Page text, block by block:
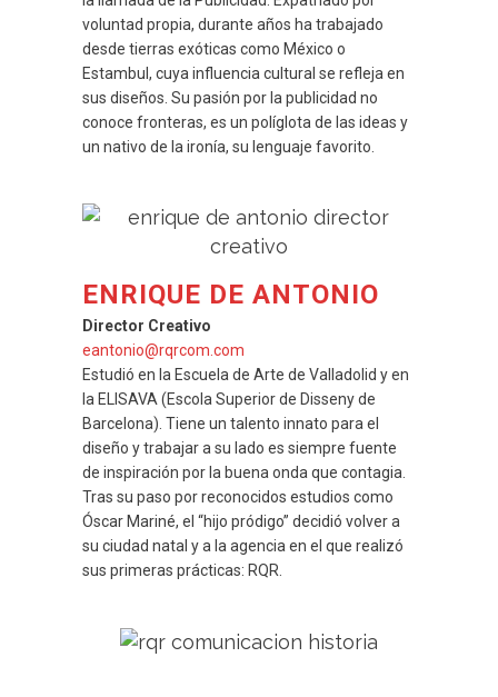
voluntad propia, durante años ha trabajado
desde tierras exóticas como México o
Estambul, cuya influencia cultural se refleja en
sus diseños. Su pasión por la publicidad no
conoce fronteras, es un políglota de las ideas y
un nativo de la ironía, su lenguaje favorito.
ENRIQUE DE ANTONIO
Director Creativo
eantonio@rqrcom.com
Estudió en la Escuela de Arte de Valladolid y en
la ELISAVA (Escola Superior de Disseny de
Barcelona). Tiene un talento innato para el
diseño y trabajar a su lado es siempre fuente
de inspiración por la buena onda que contagia.
Tras su paso por reconocidos estudios como
Óscar Mariné, el “hijo pródigo” decidió volver a
su ciudad natal y a la agencia en el que realizó
sus primeras prácticas: RQR.